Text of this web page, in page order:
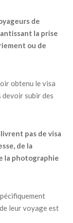
de
la prise
ou de
obtenu le visa
devoir subir des
pas de visa
de la
la photographie
leur voyage est